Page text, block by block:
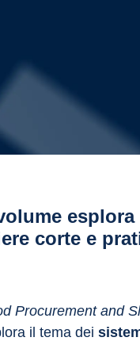
corte e
Procurement and
il tema dei